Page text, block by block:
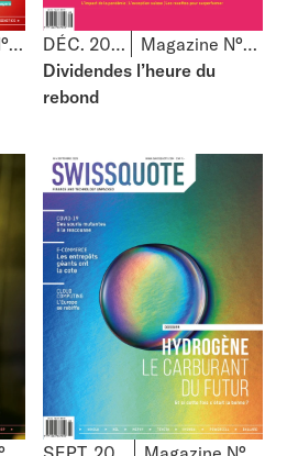
Magazine N°67
DÉC. 2020
Magazine N°66
Dividendes l’heure du
rebond